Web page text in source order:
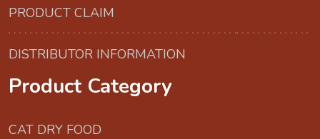
PRODUCT CLAIM
DISTRIBUTOR INFORMATION
Product Category
CAT DRY FOOD